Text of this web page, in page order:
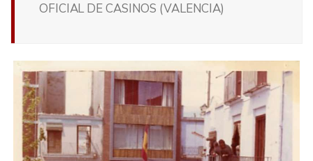
OFICIAL DE CASINOS (VALENCIA)